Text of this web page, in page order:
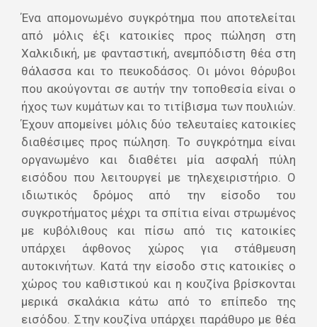
Ένα απομονωμένο συγκρότημα που αποτελείται
από μόλις έξι κατοικίες προς πώληση στη
Χαλκιδική, με φανταστική, ανεμπόδιστη θέα στη
θάλασσα και το πευκοδάσος. Οι μόνοι θόρυβοι
που ακούγονται σε αυτήν την τοποθεσία είναι ο
ήχος των κυμάτων και το τιτίβισμα των πουλιών.
Έχουν απομείνει μόλις δύο τελευταίες κατοικίες
διαθέσιμες προς πώληση. Το συγκρότημα είναι
οργανωμένο και διαθέτει μία ασφαλή πύλη
εισόδου που λειτουργεί με τηλεχειριστήριο. Ο
ιδιωτικός δρόμος από την είσοδο του
συγκροτήματος μέχρι τα σπίτια είναι στρωμένος
με κυβόλιθους και πίσω από τις κατοικίες
υπάρχει άφθονος χώρος για στάθμευση
αυτοκινήτων. Κατά την είσοδο στις κατοικίες ο
χώρος του καθιστικού και η κουζίνα βρίσκονται
μερικά σκαλάκια κάτω από το επίπεδο της
εισόδου. Στην κουζίνα υπάρχει παράθυρο με θέα